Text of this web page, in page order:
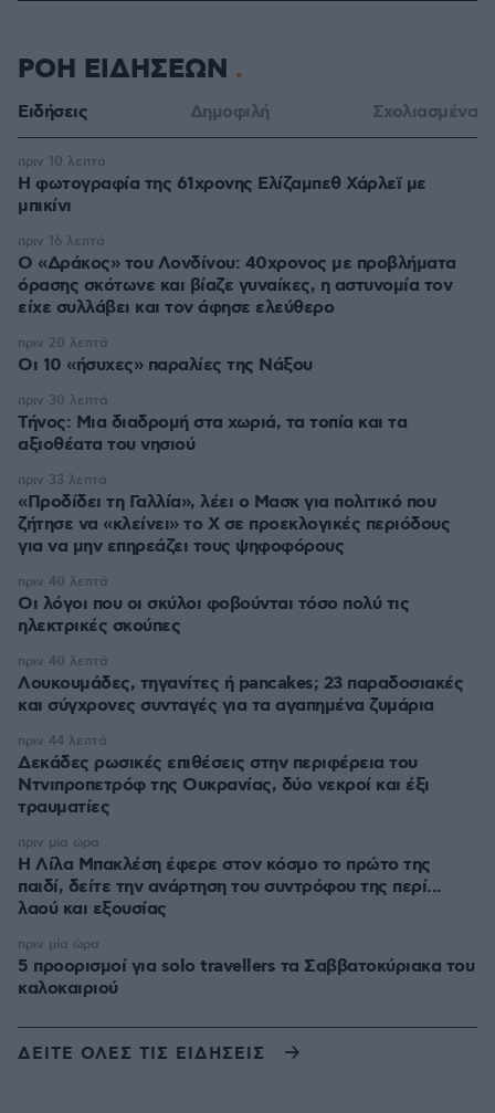
ΡΟΗ ΕΙΔΗΣΕΩΝ
Ειδήσεις Δημοφιλή Σχολιασμένα
Η φωτογραφία της 61χρονης Ελίζαμπεθ Χάρλεϊ με
μπικίνι
πριν 10 λεπτά
Ο «Δράκος» του Λονδίνου: 40χρονος με προβλήματα
όρασης σκότωνε και βίαζε γυναίκες, η αστυνομία τον
είχε συλλάβει και τον άφησε ελεύθερο
πριν 16 λεπτά
Οι 10 «ήσυχες» παραλίες της Νάξου
πριν 20 λεπτά
Τήνος: Μια διαδρομή στα χωριά, τα τοπία και τα
αξιοθέατα του νησιού
πριν 30 λεπτά
«Προδίδει τη Γαλλία», λέει ο Μασκ για πολιτικό που
ζήτησε να «κλείνει» το X σε προεκλογικές περιόδους
για να μην επηρεάζει τους ψηφοφόρους
πριν 33 λεπτά
Οι λόγοι που οι σκύλοι φοβούνται τόσο πολύ τις
ηλεκτρικές σκούπες
πριν 40 λεπτά
Λουκουμάδες, τηγανίτες ή pancakes; 23 παραδοσιακές
και σύγχρονες συνταγές για τα αγαπημένα ζυμάρια
πριν 40 λεπτά
Δεκάδες ρωσικές επιθέσεις στην περιφέρεια του
Ντνιπροπετρόφ της Ουκρανίας, δύο νεκροί και έξι
τραυματίες
πριν 44 λεπτά
Η Λίλα Μπακλέση έφερε στον κόσμο το πρώτο της
παιδί, δείτε την ανάρτηση του συντρόφου της περί...
λαού και εξουσίας
πριν μία ώρα
5 προορισμοί για solo travellers τα Σαββατοκύριακα του
καλοκαιριού
πριν μία ώρα
ΔΕΙΤΕ ΟΛΕΣ ΤΙΣ ΕΙΔΗΣΕΙΣ